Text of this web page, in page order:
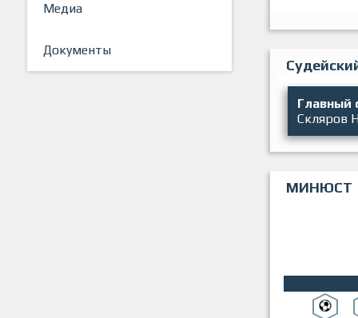
Медиа
Документы
Главный
Скляров
МИНЮСТ